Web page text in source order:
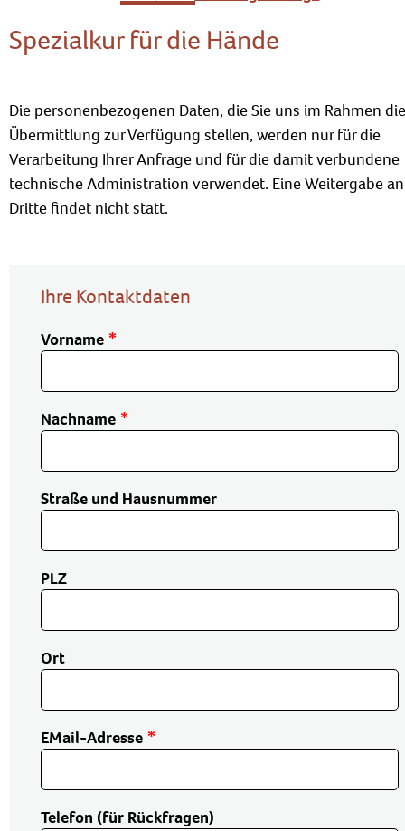
Spezialkur für die Hände
Die personenbezogenen Daten, die Sie uns im Rahmen
Übermittlung zur Verfügung stellen, werden nur für die
Verarbeitung Ihrer Anfrage und für die damit verbundene
technische Administration verwendet. Eine Weitergabe an
Dritte findet nicht statt.
Ihre Kontaktdaten
Vorname
Nachname
Straße und Hausnummer
PLZ
Ort
EMail-Adresse
Telefon (für Rückfragen)